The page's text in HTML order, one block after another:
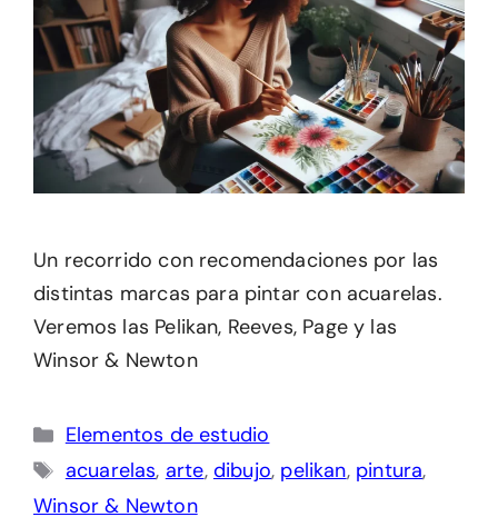
Un recorrido con recomendaciones por las
distintas marcas para pintar con acuarelas.
Veremos las Pelikan, Reeves, Page y las
Winsor & Newton
Categorías
Elementos de estudio
Etiquetas
acuarelas, arte, dibujo, pelikan, pintura,
Winsor & Newton